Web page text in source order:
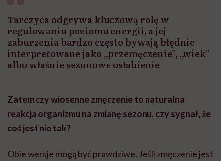
Tarczyca odgrywa kluczową rolę w
regulowaniu poziomu energii, a jej
zaburzenia bardzo często bywają błędnie
interpretowane jako „przemęczenie”, „wiek”
albo właśnie sezonowe osłabienie
Zatem czy wiosenne zmęczenie to naturalna
reakcja organizmu na zmianę sezonu, czy sygnał, że
coś jest nie tak?
Obie wersje mogą być prawdziwe. Jeśli zmęczenie jest